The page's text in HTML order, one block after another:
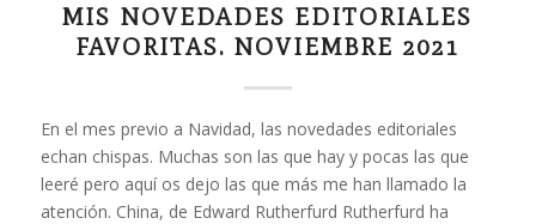
MIS NOVEDADES EDITORIALES
FAVORITAS. NOVIEMBRE 2021
En el mes previo a Navidad, las novedades editoriales
echan chispas. Muchas son las que hay y pocas las que
leeré pero aquí os dejo las que más me han llamado la
atención. China, de Edward Rutherfurd Rutherfurd ha